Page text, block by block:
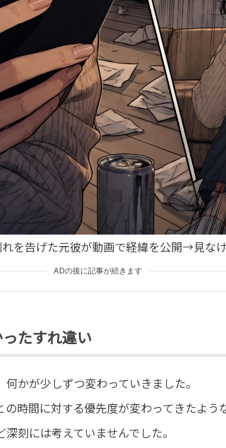
れを告げた元彼が動画で経緯を公開→見な
ADの後に記事が続きます
たすれ違い
かが少しずつ変わっていきました。
時間に対する優先度が変わってきたよう
刻には考えていませんでした。